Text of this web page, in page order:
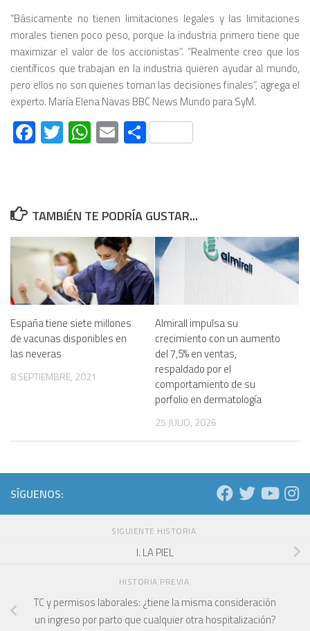
“Básicamente no tienen limitaciones legales y las limitaciones
morales tienen poco peso, porque la industria primero tiene que
maximizar el valor de los accionistas”. “Realmente creo que los
científicos que trabajan en la industria quieren ayudar al mundo,
pero ellos no son quienes toman las decisiones finales”, agrega el
experto. María Elena Navas BBC News Mundo para SyM.
Facebook
Twitter
WhatsApp
EmailCompartir
TAMBIÉN TE PODRÍA GUSTAR...
España tiene siete millones
de vacunas disponibles en
las neveras
8 SEPTIEMBRE, 2021
Almirall impulsa su
crecimiento con un aumento
del 7,5% en ventas,
respaldado por el
comportamiento de su
porfolio en dermatología
25 JULIO, 2026
SÍGUENOS:
SIGUIENTE HISTORIA
I. LA PIEL
HISTORIA PREVIA
TC y permisos laborales: ¿tiene la misma consideración
un ingreso por parto que cualquier otra hospitalización?